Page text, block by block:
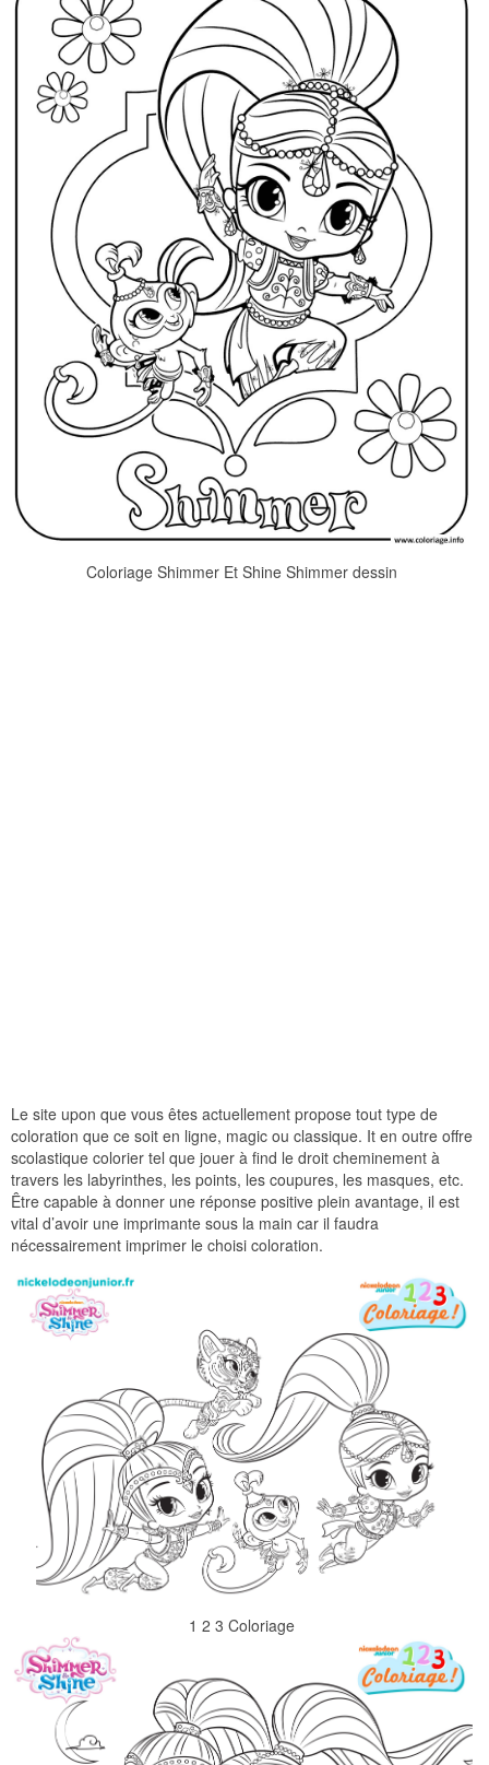
Coloriage Shimmer Et Shine Shimmer dessin
Le site upon que vous êtes actuellement propose tout type de
coloration que ce soit en ligne, magic ou classique. It en outre offre
scolastique colorier tel que jouer à find le droit cheminement à
travers les labyrinthes, les points, les coupures, les masques, etc.
Être capable à donner une réponse positive plein avantage, il est
vital d’avoir une imprimante sous la main car il faudra
nécessairement imprimer le choisi coloration.
1 2 3 Coloriage